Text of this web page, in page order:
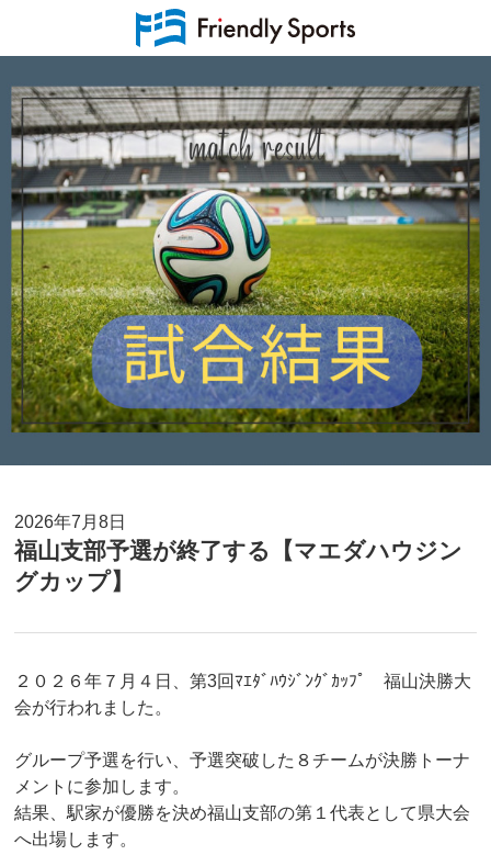
2026年7月8日
福山支部予選が終了する【マエダハウジン
グカップ】
２０２６年７月４日、第3回ﾏｴﾀﾞﾊｳｼﾞﾝｸﾞｶｯﾌﾟ 福山決勝大
会が行われました。
グループ予選を行い、予選突破した８チームが決勝トーナ
メントに参加します。
結果、駅家が優勝を決め福山支部の第１代表として県大会
へ出場します。